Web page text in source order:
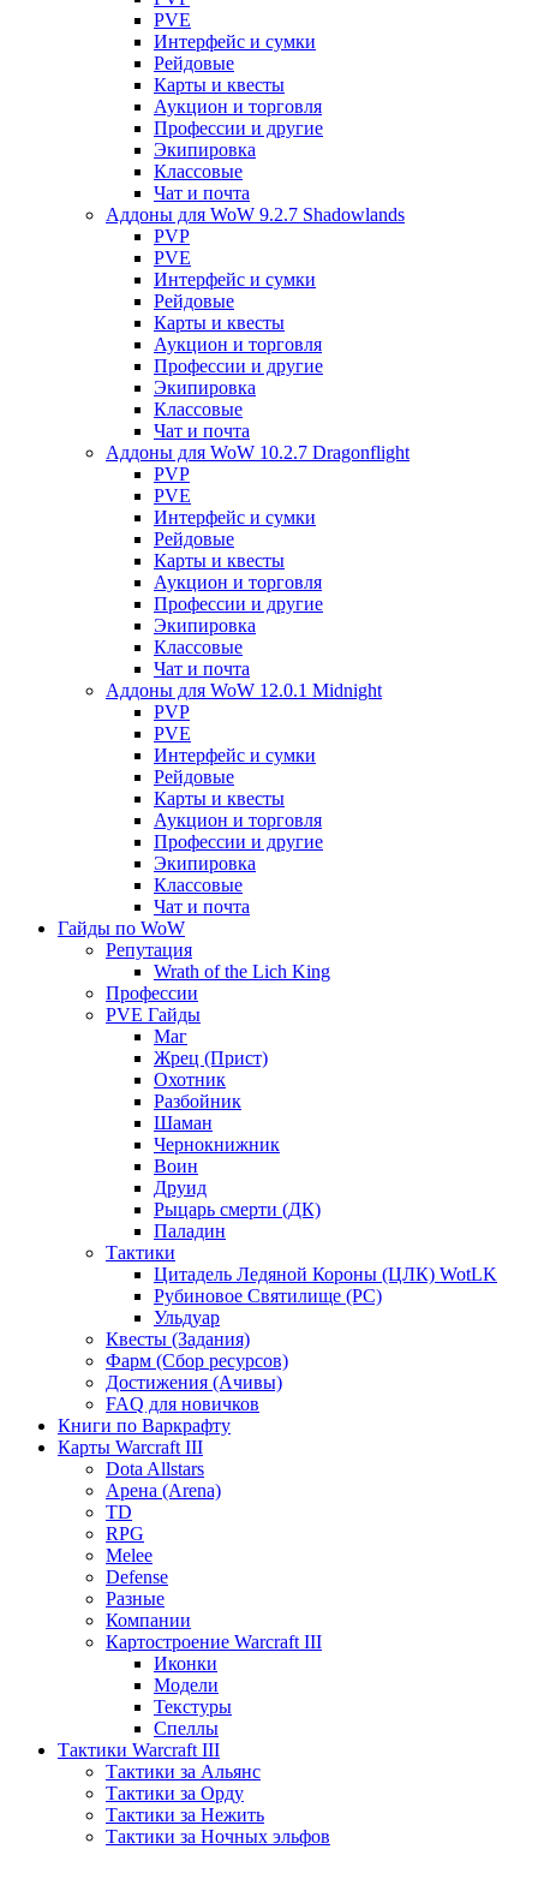
PVE
Интерфейс и сумки
Рейдовые
Карты и квесты
Аукцион и торговля
Профессии и другие
Экипировка
Классовые
Чат и почта
Аддоны для WoW 9.2.7 Shadowlands
PVP
PVE
Интерфейс и сумки
Рейдовые
Карты и квесты
Аукцион и торговля
Профессии и другие
Экипировка
Классовые
Чат и почта
Аддоны для WoW 10.2.7 Dragonflight
PVP
PVE
Интерфейс и сумки
Рейдовые
Карты и квесты
Аукцион и торговля
Профессии и другие
Экипировка
Классовые
Чат и почта
Аддоны для WoW 12.0.1 Midnight
PVP
PVE
Интерфейс и сумки
Рейдовые
Карты и квесты
Аукцион и торговля
Профессии и другие
Экипировка
Классовые
Чат и почта
Гайды по WoW
Репутация
Wrath of the Lich King
Профессии
PVE Гайды
Маг
Жрец (Прист)
Охотник
Разбойник
Шаман
Чернокнижник
Воин
Друид
Рыцарь смерти (ДК)
Паладин
Тактики
Цитадель Ледяной Короны (ЦЛК) WotLK
Рубиновое Святилище (РС)
Ульдуар
Квесты (Задания)
Фарм (Сбор ресурсов)
Достижения (Ачивы)
FAQ для новичков
Книги по Варкрафту
Карты Warcraft III
Dota Allstars
Арена (Arena)
TD
RPG
Melee
Defense
Разные
Компании
Картостроение Warcraft III
Иконки
Модели
Текстуры
Спеллы
Тактики Warcraft III
Тактики за Альянс
Тактики за Орду
Тактики за Нежить
Тактики за Ночных эльфов